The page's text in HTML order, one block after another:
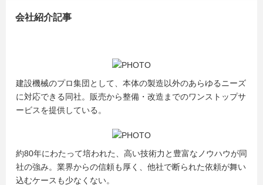
https://maruma.co.jp/recruit/special/
https://www.youtube.com/channel/UCim7OmARiDKwuUQz
■Instagram
https://www.instagram.com/marumatechnica/
■X
https://x.com/marumatechnica
会社紹介記事
建設機械のプロ集団として、本体の製造以外のあらゆるニーズ
に対応できる同社。販売から整備・改造までのワンストップサ
ービスを提供している。
約80年にわたって培われた、高い技術力と豊富なノウハウが同
社の強み。業界からの信頼も厚く、他社で断られた依頼が舞い
込むケースも少なくない。